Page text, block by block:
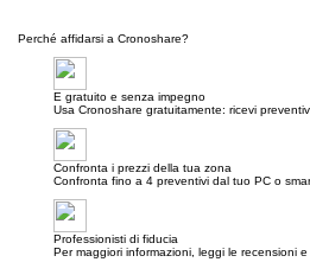
Perché affidarsi a Cronoshare?
E gratuito e senza impegno
Usa Cronoshare gratuitamente: ricevi
Confronta i prezzi della tua zona
Confronta fino a 4 preventivi dal tuo PC o
Professionisti di fiducia
Per maggiori informazioni, leggi le recensioni e